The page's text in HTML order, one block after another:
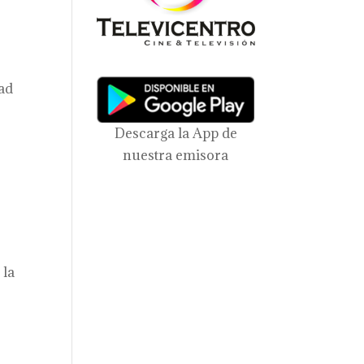
la
Descarga la App de
nuestra emisora